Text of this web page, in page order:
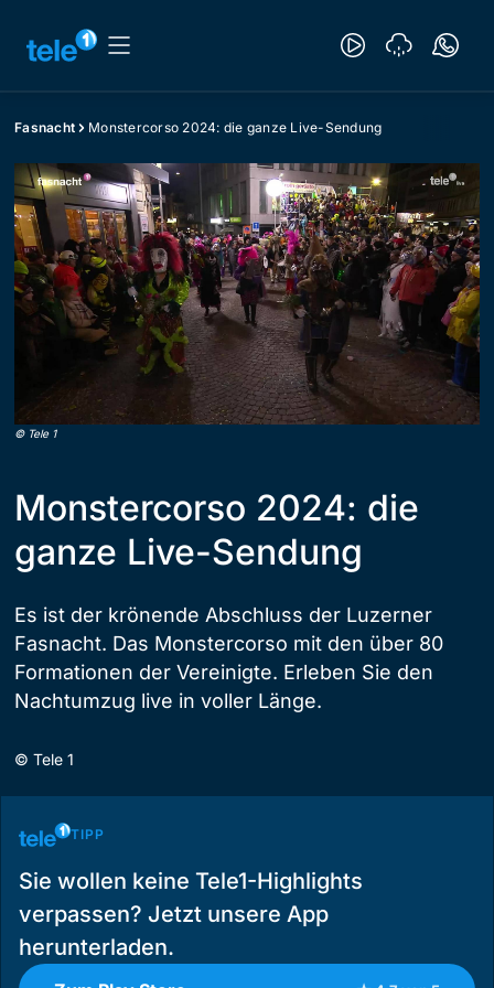
Fasnacht Monstercorso 2024: die ganze Live-Sendung
© Tele 1
Monstercorso 2024: die
ganze Live-Sendung
Es ist der krönende Abschluss der Luzerner
Fasnacht. Das Monstercorso mit den über 80
Formationen der Vereinigte. Erleben Sie den
Nachtumzug live in voller Länge.
© Tele 1
TIPP
Sie wollen keine Tele1-Highlights
verpassen? Jetzt unsere App
herunterladen.